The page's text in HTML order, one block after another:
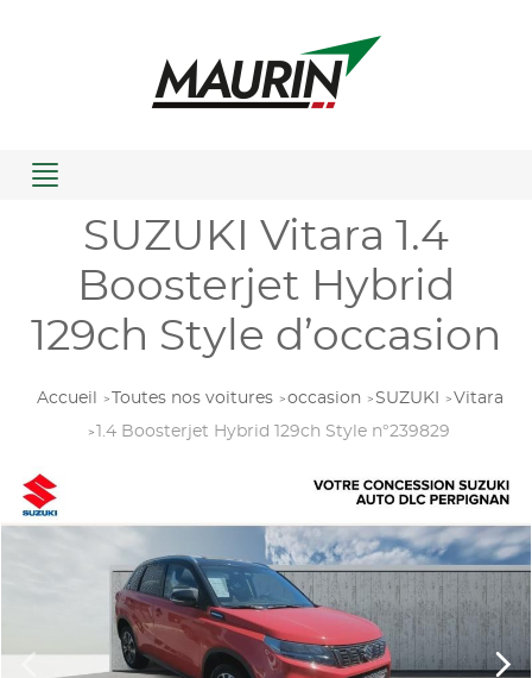
Menu
SUZUKI Vitara 1.4
Boosterjet Hybrid
129ch Style d’occasion
Accueil Toutes nos voitures occasion SUZUKI
Vitara
1.4 Boosterjet Hybrid 129ch Style n°239829